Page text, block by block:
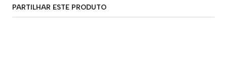
PARTILHAR ESTE PRODUTO